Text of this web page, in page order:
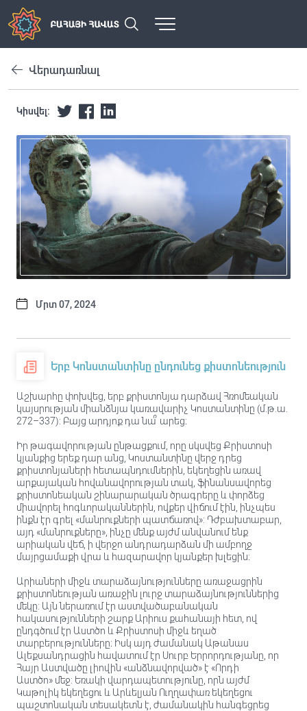
Վերադառնալ
Կիսվել:
Մրտ 07, 2024
Երբ Կոնստանտինը ընդունեց քիստոնեություն
Աշխարհը փոխվեց, երբ քրիստոնյա դարձավ Հռոմեական
կայսրության միանձնյա կառավարիչ Կոստանտինը (մ.թ.ա.
272–337): Բայց արդյոք դա նա՞ արեց։
Իր թագավորության ընթացքում, որը սկսվեց Քրիստոսի
կյանքից երեք դար անց, Կոստանտինը վերջ դրեց
քրիստոնյաների հետապնդումներին, եկեղեցին առավ
արքայական հովանավորության տակ, ֆինանսավորեց
քրիստոնեական շինարարական ծրագրերը և փորձեց
միավորել հոգևորականներին, ովքեր վիճում էին, ինչպես
ինքն էր գրել «մանրուքների պատճառով»: Դժբախտաբար,
այդ «մանրուքները», ինչը մենք այժմ անվանում ենք
արիական վեճ, ի վերջո անդրադարձան մի ամբողջ
մայրցամաքի վրա և հազարավոր կյանքեր խլեցին։
Արիաների միջև տարաձայնությունները առաջացրին
քրիստոնեության առաջին լուրջ տարաձայնություններից
մեկը: Այն ներառում էր աստվածաբանական
հակասությունների շարք Արիուս քահանայի հետ, ով
ընդգծում էր Աստծո և Քրիստոսի միջև եղած
տարբերությունները։ Իսկ այդ ժամանակ Աթանաս
Ալեքսանդրացին հավատում էր Սուրբ Երրորդությանը, որ
Հայր Աստվածը լիովին «անձնավորված» է «Որդի
Աստծո» մեջ: Եռակի վարդապետությունը, որն այժմ
Կաթոլիկ եկեղեցու և Արևելյան Ուղղափառ եկեղեցու
պաշտոնական տեսակետն է, ժամանակին հանգեցրեց